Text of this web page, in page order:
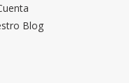
Blog